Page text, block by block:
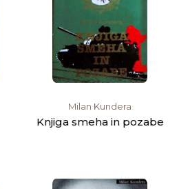
Milan Kundera
Knjiga smeha in pozabe